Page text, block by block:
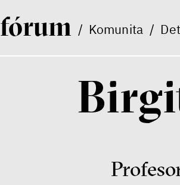
fórum / Komunita /